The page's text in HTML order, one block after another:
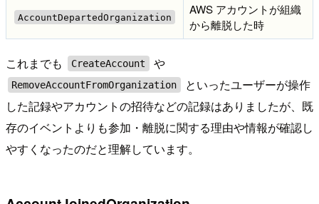
AccountDepartedOrganization
AWS アカウントが組織
から離脱した時
これまでも CreateAccount や
RemoveAccountFromOrganization
といったユーザーが操作
した記録やアカウントの招待などの記録はありましたが、既
存のイベントよりも参加・離脱に関する理由や情報が確認し
やすくなったのだと理解しています。